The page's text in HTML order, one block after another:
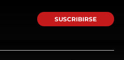
SUSCRIBIRSE